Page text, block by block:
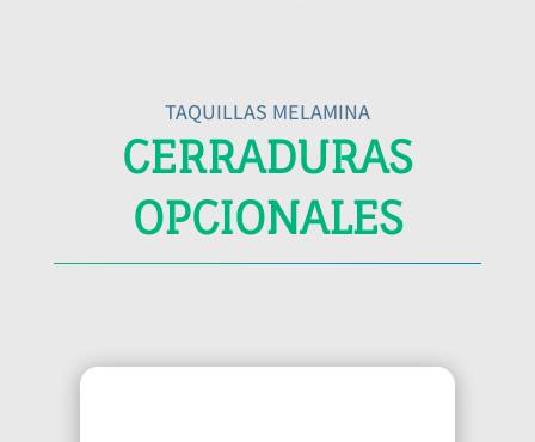
TAQUILLAS MELAMINA
CERRADURAS
OPCIONALES